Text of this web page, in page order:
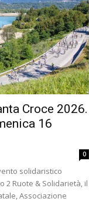
Croce 2026.
16
0
solidaristico
2 Ruote & Solidarietà, il
Associazione